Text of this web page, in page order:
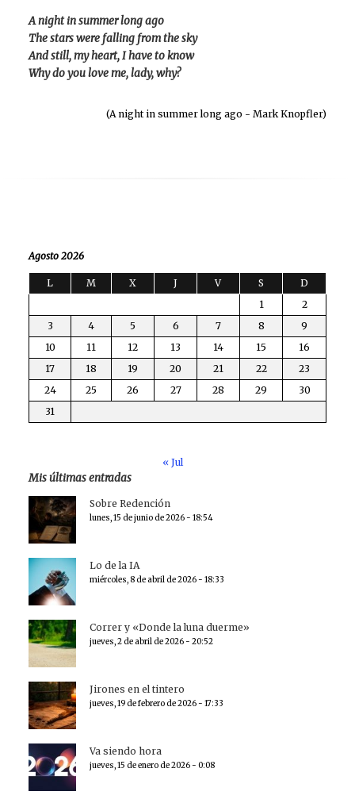
A night in summer long ago
The stars were falling from the sky
And still, my heart, I have to know
Why do you love me, lady, why?
(A night in summer long ago - Mark Knopfler)
Agosto 2026
L M X J V S
D
1
2
3
4 5 6 7 8
9
10
11 12 13 14 15
16
17
18 19 20 21 22
23
24
25 26 27 28 29
30
31
« Jul
Mis últimas entradas
Sobre Redención
lunes, 15 de junio de 2026 - 18:54
Lo de la IA
miércoles, 8 de abril de 2026 - 18:33
Correr y «Donde la luna duerme»
jueves, 2 de abril de 2026 - 20:52
Jirones en el tintero
jueves, 19 de febrero de 2026 - 17:33
Va siendo hora
jueves, 15 de enero de 2026 - 0:08